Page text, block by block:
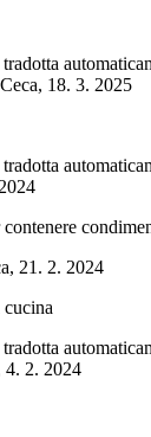
, 18. 3. 2025
, 21. 2. 2024
cucina
4. 2. 2024